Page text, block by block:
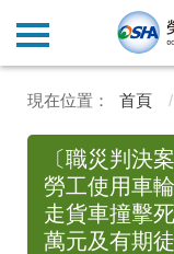
首頁
〔職災判決
勞工使用車
走貨車撞擊
萬元及有期